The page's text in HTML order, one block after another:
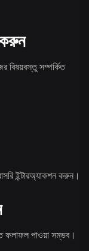
বিষয়বস্তু সম্পর্কিত
ইন্টারঅ্যাকশন করুন।
ফলাফল পাওয়া সম্ভব।